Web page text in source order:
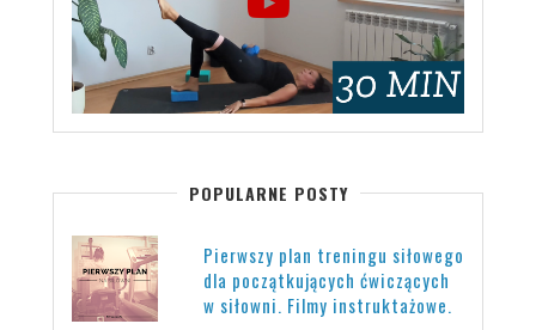
POPULARNE POSTY
Pierwszy plan treningu siłowego
dla początkujących ćwiczących
w siłowni. Filmy instruktażowe.